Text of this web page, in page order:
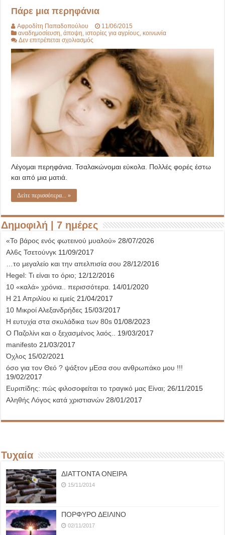
Πάρε μια περηφάνια
Αφροδίτη Παπαδοπούλου
11/06/2015
αναδημοσίευση,άποψη,ιστορίες για αγρίους,κοινωνία
Δεν επιτρέπεται σχολιασμός
μια
περηφάνια
Λέγομαι περηφάνια. Τσαλακώνομαι εύκολα. Πολλές φορές έστω
και από μια ματιά.
Δείτε περισσότερα... »
Δημοφιλή | 7 ημέρες
«Το βάρος ενός φωτεινού μυαλού» 28/07/2026
Αλ6ς Τσετούνγκ 11/09/2017
…το μεγαλείο και την απελπισία σου 28/12/2016
Hegel: Τι είναι το όριο; 12/12/2016
10 «καλά» χρόνια.. περισσότερα. 14/01/2020
Η 21 Απριλίου κι εμείς 21/04/2017
10 Μικροί Αλεξανδρήδες 15/03/2017
Η ευτυχία στα σκυλάδικα των 80s 01/08/2023
Ο Παζολίνι και ο ξεχασμένος λαός.. 19/03/2017
manifesto 21/03/2017
Όχλος 15/02/2021
όσο για τον Θεό ? ψάξτον μΕσα σου ανθρωπάκο μου !!!
19/02/2017
Ευριπίδης: πώς φιλοσοφείται το τραγικό μας Είναι; 26/11/2015
Αληθής Λόγος κατά χριστιανών 28/01/2017
Τυχαία
ΔΙΑΤΤΟΝΤΑ ΟΝΕΙΡΑ
15/11/2014
ΠΟΡΦΥΡΟ ΔΕΙΛΙΝΟ
02/11/2017